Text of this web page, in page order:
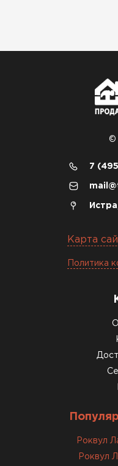
©
7
Карта
Политика
Роквул
Роквул